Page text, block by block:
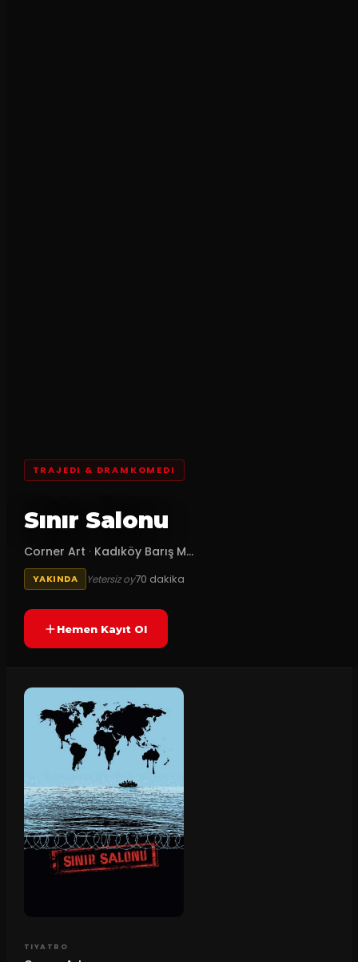
TRAJEDI & DRAMKOMEDI
Sınır Salonu
Corner Art · Kadıköy Barış M...
YAKINDA Yetersiz oy70 dakika
Hemen Kayıt Ol
TIYATRO